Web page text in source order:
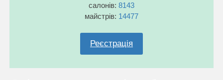
салонів: 8143
майстрів: 14477
Реєстрація